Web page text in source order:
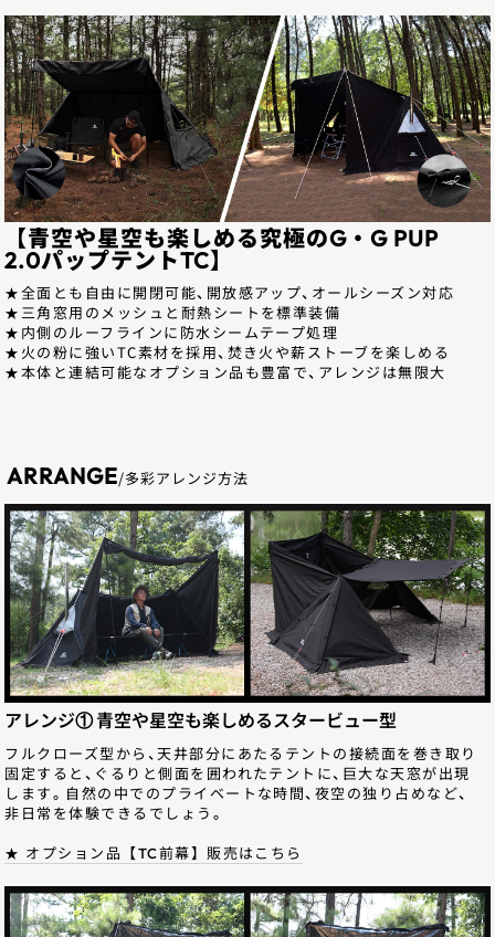
【青空や星空も楽しめる究極のG・G PUP
2.0パップテントTC】
★全面とも自由に開閉可能、開放感アップ、オールシーズン対応
★三角窓用のメッシュと耐熱シートを標準装備
★内側のルーフラインに防水シームテープ処理
★火の粉に強いTC素材を採用、焚き火や薪ストーブを楽しめる
★本体と連結可能なオプション品も豊富で、アレンジは無限大
ARRANGE/多彩アレンジ方法
アレンジ① 青空や星空も楽しめるスタービュー型
フルクローズ型から、天井部分にあたるテントの接続面を巻き取り
固定すると、ぐるりと側面を囲われたテントに、巨大な天窓が出現
します。自然の中でのプライベートな時間、夜空の独り占めなど、
非日常を体験できるでしょう。
★ オプション品【TC前幕】販売はこちら